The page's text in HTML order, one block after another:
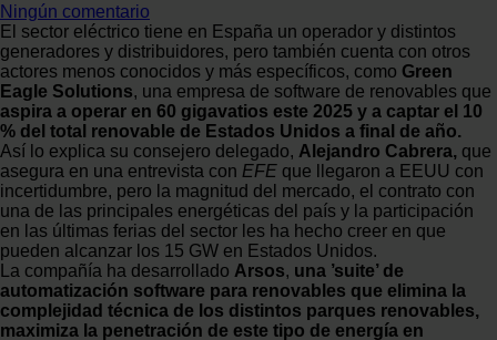
Ningún comentario
El sector eléctrico tiene en España un operador y distintos
generadores y distribuidores, pero también cuenta con otros
actores menos conocidos y más específicos, como Green
Eagle Solutions, una empresa de software de renovables que
aspira a operar en 60 gigavatios este 2025 y a captar el 10
% del total renovable de Estados Unidos a final de año.
Así lo explica su consejero delegado, Alejandro Cabrera, que
asegura en una entrevista con EFE que llegaron a EEUU con
incertidumbre, pero la magnitud del mercado, el contrato con
una de las principales energéticas del país y la participación
en las últimas ferias del sector les ha hecho creer en que
pueden alcanzar los 15 GW en Estados Unidos.
La compañía ha desarrollado Arsos, una ’suite’ de
automatización software para renovables que elimina la
complejidad técnica de los distintos parques renovables,
maximiza la penetración de este tipo de energía en